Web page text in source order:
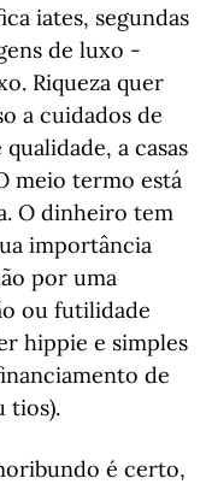
iates, segundas
de luxo -
Riqueza quer
a cuidados de
a casas
meio termo está
O dinheiro tem
importância
por uma
ou futilidade
hippie e simples
de
tios).
é certo,